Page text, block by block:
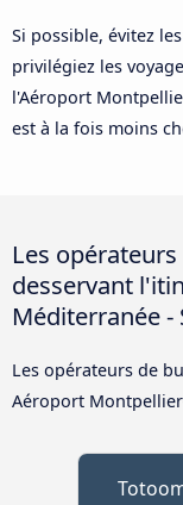
Si possible, évitez
privilégiez les
l'Aéroport
est à la fois moins
Les
desservant
Méditerranée -
Les opérateurs de
Aéroport